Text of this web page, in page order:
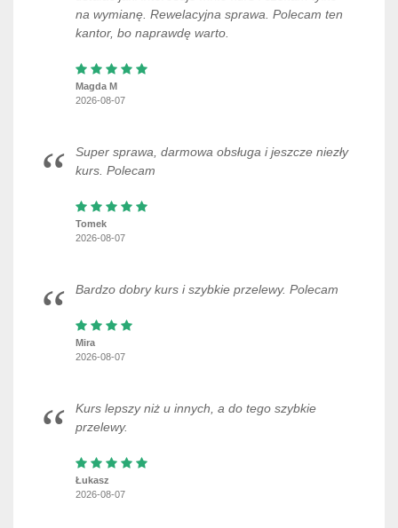
na wymianę. Rewelacyjna sprawa. Polecam ten
kantor, bo naprawdę warto.
Magda M
2026-08-07
Super sprawa, darmowa obsługa i jeszcze niezły
kurs. Polecam
Tomek
2026-08-07
Bardzo dobry kurs i szybkie przelewy. Polecam
Mira
2026-08-07
Kurs lepszy niż u innych, a do tego szybkie
przelewy.
Łukasz
2026-08-07